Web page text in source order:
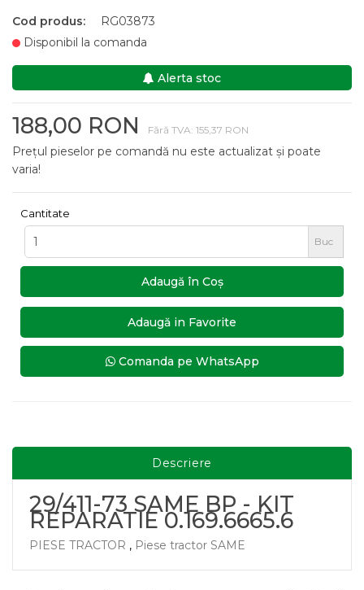
Cod produs:
RG03873
Disponibil la comanda
Alerta stoc
188,00 RON Fără TVA: 155,37 RON
Prețul pieselor pe comandă nu este actualizat și poate
varia!
Cantitate
Buc
Adaugă în Coş
Adaugă in Favorite
Comanda pe WhatsApp
Descriere
29/411-73 SAME BP - KIT
REPARATIE 0.169.6665.6
PIESE TRACTOR , Piese tractor SAME